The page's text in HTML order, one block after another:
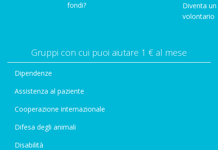
fondi?
Diventa un
volontario
Gruppi con cui puoi aiutare 1 € al mese
Dipendenze
Assistenza al paziente
Cooperazione internazionale
Difesa degli animali
Disabilità